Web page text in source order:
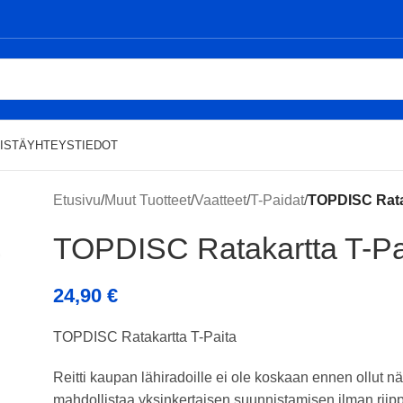
YHTEYSTIEDOT
Etusivu/Muut Tuotteet/Vaatteet/T-Paidat/TOPDISC
TOPDISC Ratakartta T-
24,90 €
TOPDISC Ratakartta T-Paita
Reitti kaupan lähiradoille ei ole koskaan ennen ollut
mahdollistaa yksinkertaisen suunnistamisen ilman